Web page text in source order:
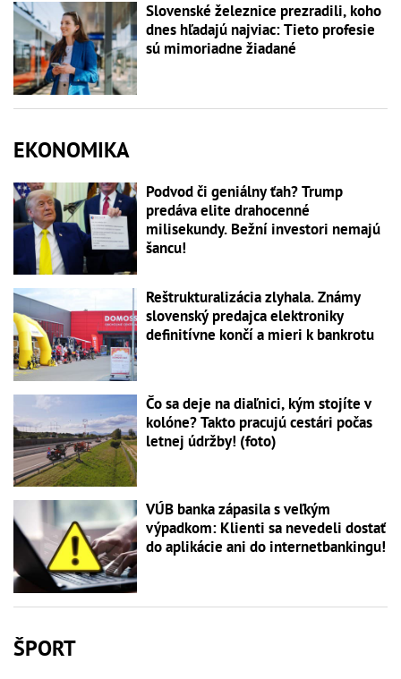
Slovenské železnice prezradili, koho
dnes hľadajú najviac: Tieto profesie
sú mimoriadne žiadané
EKONOMIKA
Podvod či geniálny ťah? Trump
predáva elite drahocenné
milisekundy. Bežní investori nemajú
šancu!
Reštrukturalizácia zlyhala. Známy
slovenský predajca elektroniky
definitívne končí a mieri k bankrotu
Čo sa deje na diaľnici, kým stojíte v
kolóne? Takto pracujú cestári počas
letnej údržby! (foto)
VÚB banka zápasila s veľkým
výpadkom: Klienti sa nevedeli dostať
do aplikácie ani do internetbankingu!
ŠPORT